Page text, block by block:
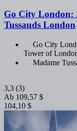
Go City London:
Tussauds London
Go City
Tower of
Madame
3,3 (3)
Ab 109,57 $
104,10 $